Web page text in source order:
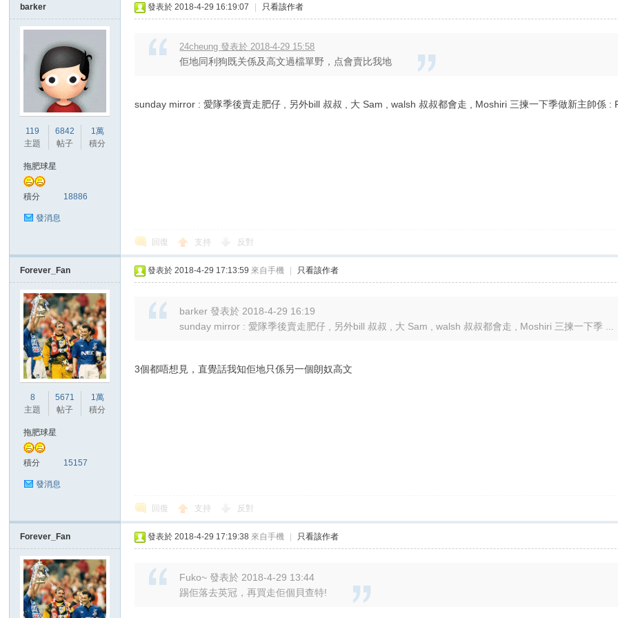
barker
119
主題
6842
帖子
1萬
積分
拖肥球星
積分 18886
發消息
發表於 2018-4-29 16:19:07 只看該作者
24cheung 發表於 2018-4-29 15:58
佢地同利狗既关係及高文過檔單野，点會賣比我地
sunday mirror : 愛隊季後賣走肥仔 , 另外bill 叔叔 , 大 Sam , walsh 叔叔都會走 , Moshiri 三揀一下季做新主帥係
回復 支持 反對
Forever_Fan
8
主題
5671
帖子
1萬
積分
拖肥球星
積分 15157
發消息
發表於 2018-4-29 17:13:59 來自手機 只看該作者
barker 發表於 2018-4-29 16:19
sunday mirror : 愛隊季後賣走肥仔 , 另外bill 叔叔 , 大 Sam , walsh 叔叔都會走 , Moshiri 三揀一下季 ...
3個都唔想見，直覺話我知佢地只係另一個朗奴高文
回復 支持 反對
Forever_Fan 發表於 2018-4-29 17:19:38 來自手機 只看該作者
Fuko~ 發表於 2018-4-29 13:44
踢佢落去英冠，再買走佢個貝查特!